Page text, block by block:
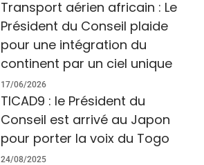
Transport aérien africain : Le
Président du Conseil plaide
pour une intégration du
continent par un ciel unique
17/06/2026
TICAD9 : le Président du
Conseil est arrivé au Japon
pour porter la voix du Togo
24/08/2025